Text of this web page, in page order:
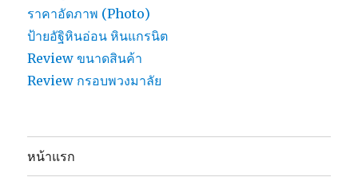
ราคาอัดภาพ (Photo)
ป้ายอัฐิหินอ่อน หินแกรนิต
Review ขนาดสินค้า
Review กรอบพวงมาลัย
หน้าแรก